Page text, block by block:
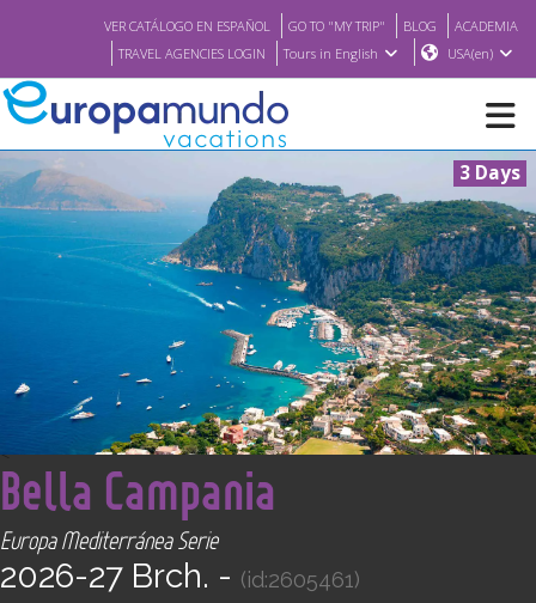
VER CATÁLOGO EN ESPAÑOL GO TO "MY TRIP" BLOG
ACADEMIA
TRAVEL AGENCIES LOGIN
Tours in English USA(en)
NEW
BROCHURE PDF
WHERE TO BUY
FEATURED
ABOUT US
3 Days
<
Bella Campania
Europa Mediterránea Serie
2026-27 Brch. - (id:2605461)